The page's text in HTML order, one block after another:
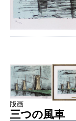
版画
三つの風車